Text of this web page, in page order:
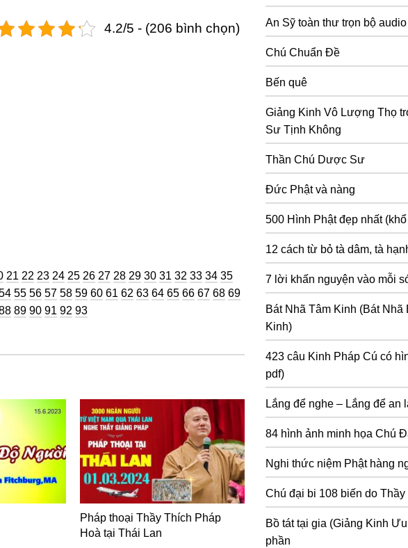
4.2/5 - (206 bình chọn)
Trang
21 Trang
22 Trang
23 Trang
24 Trang
25 Trang
26 Trang
27 Trang
28 Trang
29 Trang
30 Trang
31 Trang
32 Trang
33 Trang
34 Trang
35Trang
TrangTrang
55 Trang
56 Trang
57 Trang
58 Trang
59 Trang
60 Trang
61 Trang
62 Trang
63 Trang
64 Trang
65 Trang
66 Trang
67 Trang
68 Trang
69Trang
Trang
89 Trang
90 Trang
91 Trang
92 Trang
93
Pháp thoại Thầy Thích Pháp
Hoà tại Thái Lan
An Sỹ toàn thư trọn bộ
Chú Chuẩn Đề
Bến quê
Giảng Kinh Vô Lượng Thọ
Sư Tịnh Không
Thần Chú Dược Sư
Đức Phật và nàng
500 Hình Phật đẹp nhất
12 cách từ bỏ tà dâm, tà
7 lời khấn nguyện vào mỗi
Bát Nhã Tâm Kinh (Bát
Kinh)
423 câu Kinh Pháp Cú có
pdf)
Lắng để nghe – Lắng để an
84 hình ảnh minh họa Chú
Nghi thức niệm Phật hàng
Chú đại bi 108 biến do
Bồ tát tại gia (Giảng Kinh
phần